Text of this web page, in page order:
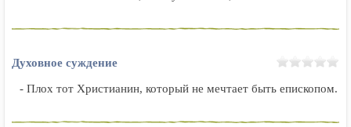
Духовное суждение
- Плох тот Христианин, который не мечтает быть епископом.